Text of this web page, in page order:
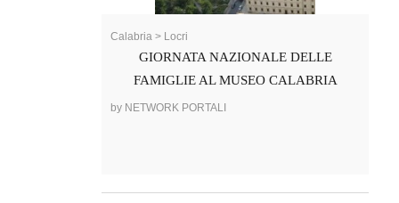
Calabria > Locri
GIORNATA NAZIONALE DELLE
FAMIGLIE AL MUSEO CALABRIA
by NETWORK PORTALI